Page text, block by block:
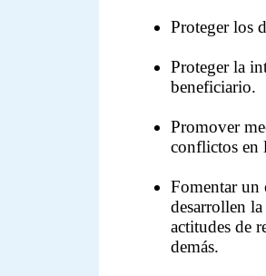
Proteger los
Proteger la
beneficiario.
Promover
conflictos en
Fomentar un
desarrollen
actitudes de
demás.